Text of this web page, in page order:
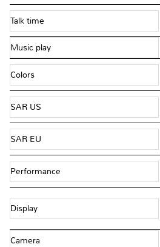
Talk time
Music play
Colors
SAR US
SAR EU
Performance
Display
Camera